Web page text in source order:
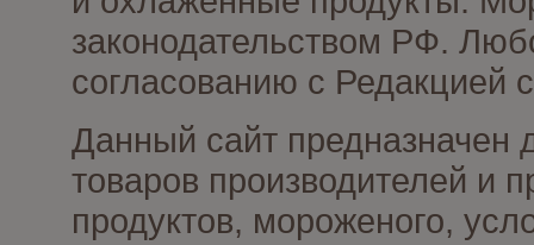
законодательством РФ.
согласованию с Редакцией
Данный сайт предназначен
товаров производителей и
продуктов, мороженого,